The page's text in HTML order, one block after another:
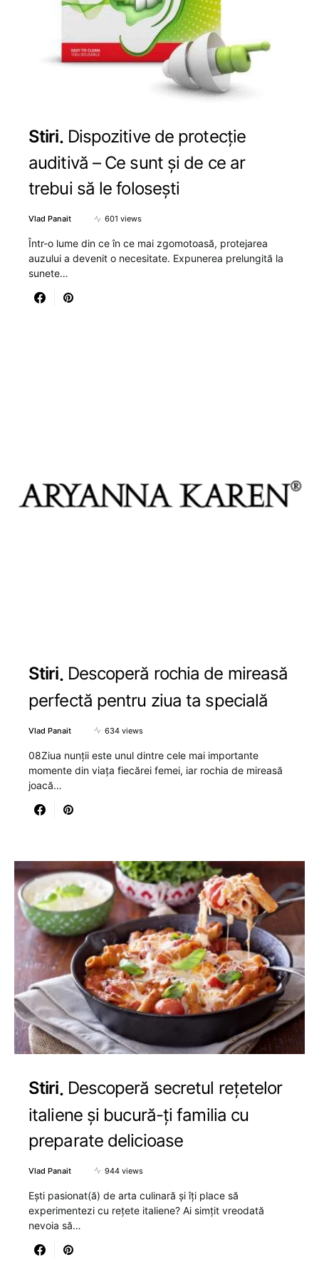
Stiri Dispozitive de protecție
auditivă – Ce sunt și de ce ar
trebui să le folosești
Vlad Panait 601 views
Într-o lume din ce în ce mai zgomotoasă, protejarea
auzului a devenit o necesitate. Expunerea prelungită la
sunete…
Stiri Descoperă rochia de mireasă
perfectă pentru ziua ta specială
Vlad Panait 634 views
08Ziua nunții este unul dintre cele mai importante
momente din viața fiecărei femei, iar rochia de mireasă
joacă…
Stiri Descoperă secretul rețetelor
italiene și bucură-ți familia cu
preparate delicioase
Vlad Panait 944 views
Ești pasionat(ă) de arta culinară și îți place să
experimentezi cu rețete italiene? Ai simțit vreodată
nevoia să…